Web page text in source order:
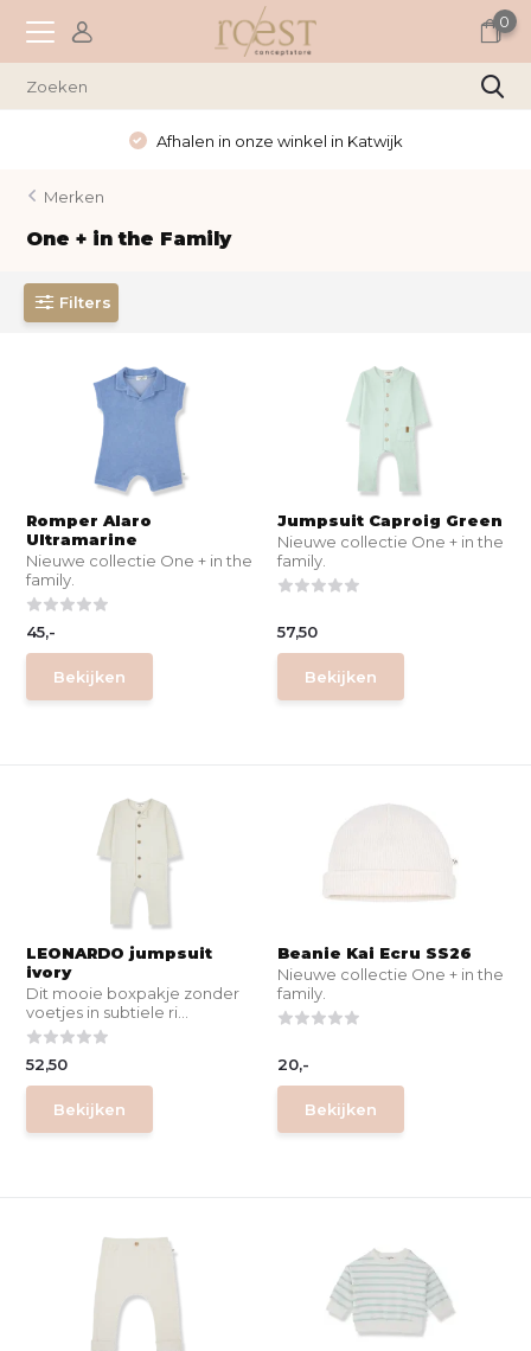
0
Afhalen in onze winkel in Katwijk
Merken
One + in the Family
Filters
Romper Alaro
Ultramarine
Nieuwe collectie One + in the
family.
45,-
Bekijken
Jumpsuit Caproig Green
Nieuwe collectie One + in the
family.
57,50
Bekijken
LEONARDO jumpsuit
ivory
Dit mooie boxpakje zonder
voetjes in subtiele ri...
52,50
Bekijken
Beanie Kai Ecru SS26
Nieuwe collectie One + in the
family.
20,-
Bekijken